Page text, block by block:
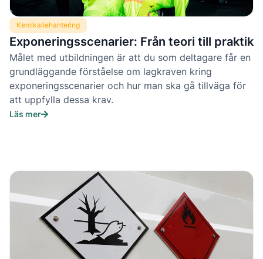
Kemikaliehantering
Exponeringsscenarier: Från teori till praktik
Målet med utbildningen är att du som deltagare får en
grundläggande förståelse om lagkraven kring
exponeringsscenarier och hur man ska gå tillväga för
att uppfylla dessa krav.
Läs mer